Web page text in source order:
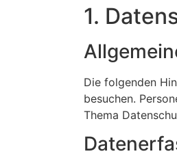
1.
Die folgenden
besuchen.
Thema